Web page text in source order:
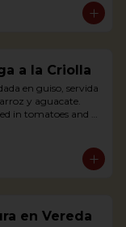
fines de semana
y festivos)
rice and avocado
and holidays)
a la Criolla
en guiso, servida
y aguacate.
in tomatoes and
en Vereda